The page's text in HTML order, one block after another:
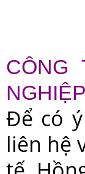
CÔNG
Để có
liên hệ